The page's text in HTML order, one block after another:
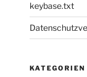
keybase.txt
KATEGORIEN